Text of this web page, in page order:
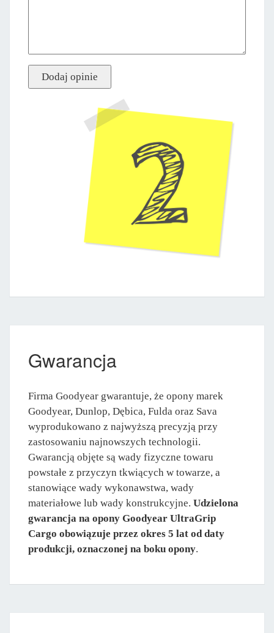
Gwarancja
Firma Goodyear gwarantuje, że opony marek
Goodyear, Dunlop, Dębica, Fulda oraz Sava
wyprodukowano z najwyższą precyzją przy
zastosowaniu najnowszych technologii.
Gwarancją objęte są wady fizyczne towaru
powstałe z przyczyn tkwiących w towarze, a
stanowiące wady wykonawstwa, wady
materiałowe lub wady konstrukcyjne. Udzielona
gwarancja na opony Goodyear UltraGrip
Cargo obowiązuje przez okres 5 lat od daty
produkcji, oznaczonej na boku opony.